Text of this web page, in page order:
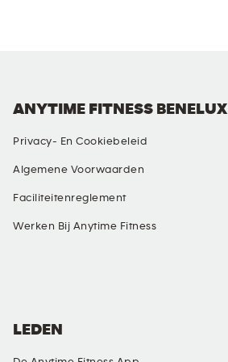
ANYTIME FITNESS BENELUX
Privacy- En Cookiebeleid
Algemene Voorwaarden
Faciliteitenreglement
Werken Bij Anytime Fitness
LEDEN